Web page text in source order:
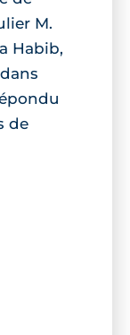
M.
Habib,
de